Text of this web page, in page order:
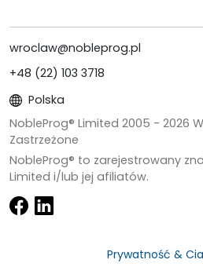
wroclaw@nobleprog.pl
+48 (22) 103 3718
Polska
NobleProg® Limited 2005 - 2026
Zastrzeżone
NobleProg® to zarejestrowany
Limited i/lub jej afiliatów.
Prywatność &